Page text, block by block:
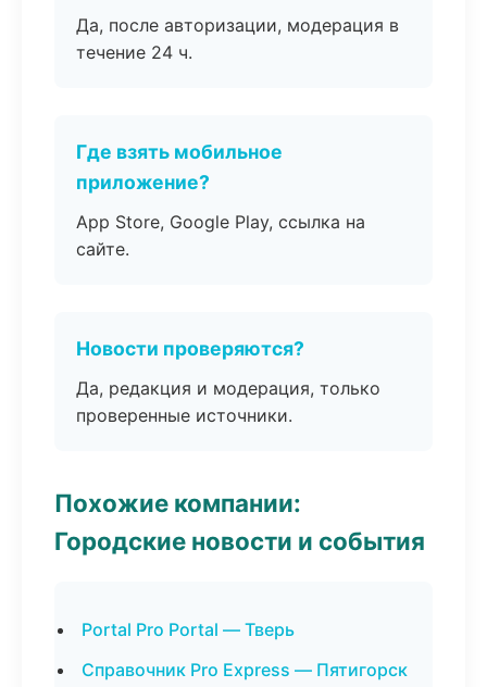
Да, после авторизации, модерация в
течение 24 ч.
Где взять мобильное
приложение?
App Store, Google Play, ссылка на
сайте.
Новости проверяются?
Да, редакция и модерация, только
проверенные источники.
Похожие компании:
Городские новости и события
Portal Pro Portal — Тверь
Справочник Pro Express — Пятигорск